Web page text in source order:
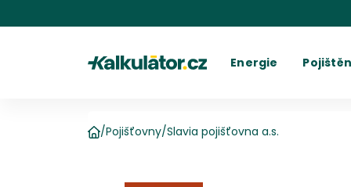
Kalkulátor.cz Energie
Kalkulačka elektřiny
Povinné
Domů
/Pojišťovny/Slavia pojišťovna a.s.